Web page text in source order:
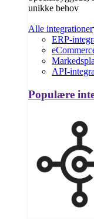
unikke behov
Alle integrationer
ERP-
API-
Populære